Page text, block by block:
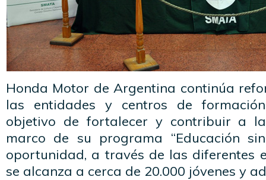
Honda Motor de Argentina continúa
las entidades y centros de
objetivo de fortalecer y contribuir a
marco de su programa “Educación
oportunidad, a través de las diferentes
se alcanza a cerca de 20.000 jóvenes y